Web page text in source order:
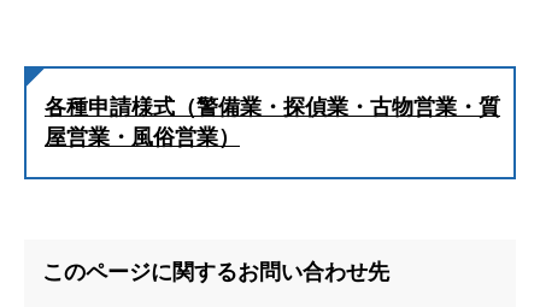
各種申請様式（警備業・探偵業・古物営業・質
屋営業・風俗営業）
このページに関するお問い合わせ先